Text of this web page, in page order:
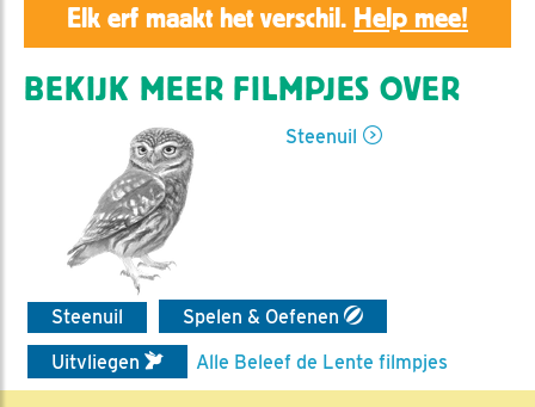
Elk erf maakt het verschil. Help mee!
BEKIJK MEER FILMPJES OVER
Steenuil
Steenuil
Spelen & Oefenen
Uitvliegen
Alle Beleef de Lente filmpjes